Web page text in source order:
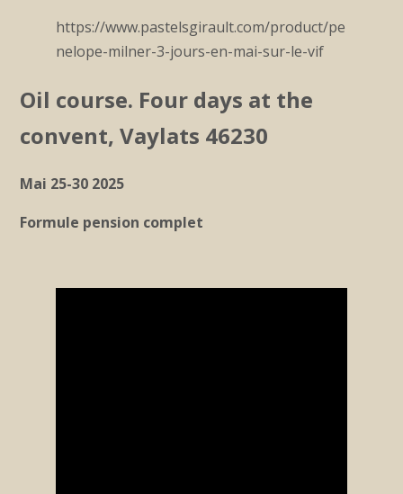
https://www.pastelsgirault.com/product/pe
nelope-milner-3-jours-en-mai-sur-le-vif
Oil course. Four days at the
convent, Vaylats 46230
Mai 25-30 2025
Formule pension complet